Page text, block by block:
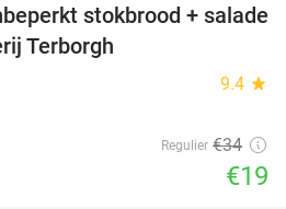
44%
stokbrood + salade
Terborgh
9.4 star
Regulier €34
€19